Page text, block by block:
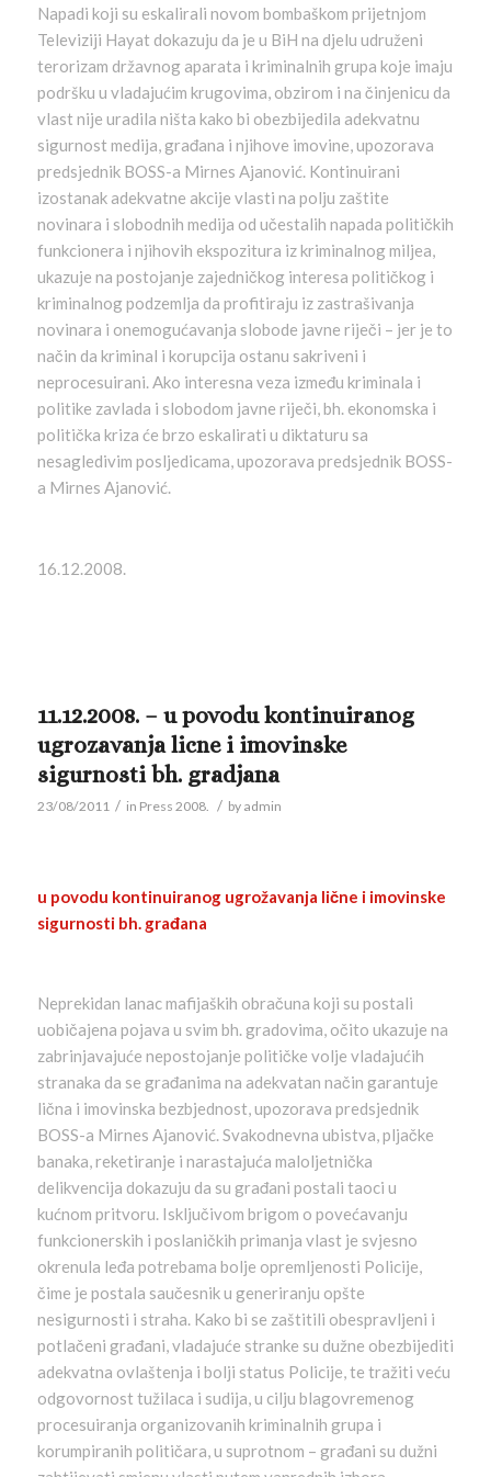
Napadi koji su eskalirali novom bombaškom prijetnjom
Televiziji Hayat dokazuju da je u BiH na djelu udruženi
terorizam državnog aparata i kriminalnih grupa koje imaju
podršku u vladajućim krugovima, obzirom i na činjenicu da
vlast nije uradila ništa kako bi obezbijedila adekvatnu
sigurnost medija, građana i njihove imovine, upozorava
predsjednik BOSS-a Mirnes Ajanović. Kontinuirani
izostanak adekvatne akcije vlasti na polju zaštite
novinara i slobodnih medija od učestalih napada političkih
funkcionera i njihovih ekspozitura iz kriminalnog miljea,
ukazuje na postojanje zajedničkog interesa političkog i
kriminalnog podzemlja da profitiraju iz zastrašivanja
novinara i onemogućavanja slobode javne riječi – jer je to
način da kriminal i korupcija ostanu sakriveni i
neprocesuirani. Ako interesna veza između kriminala i
politike zavlada i slobodom javne riječi, bh. ekonomska i
politička kriza će brzo eskalirati u diktaturu sa
nesagledivim posljedicama, upozorava predsjednik BOSS-
a Mirnes Ajanović.
16.12.2008.
11.12.2008. – u povodu kontinuiranog
ugrozavanja licne i imovinske
sigurnosti bh. gradjana
23/08/2011 / in Press 2008. / by admin
u povodu kontinuiranog ugrožavanja lične i imovinske
sigurnosti bh. građana
Neprekidan lanac mafijaških obračuna koji su postali
uobičajena pojava u svim bh. gradovima, očito ukazuje na
zabrinjavajuće nepostojanje političke volje vladajućih
stranaka da se građanima na adekvatan način garantuje
lična i imovinska bezbjednost, upozorava predsjednik
BOSS-a Mirnes Ajanović. Svakodnevna ubistva, pljačke
banaka, reketiranje i narastajuća maloljetnička
delikvencija dokazuju da su građani postali taoci u
kućnom pritvoru. Isključivom brigom o povećavanju
funkcionerskih i poslaničkih primanja vlast je svjesno
okrenula leđa potrebama bolje opremljenosti Policije,
čime je postala saučesnik u generiranju opšte
nesigurnosti i straha. Kako bi se zaštitili obespravljeni i
potlačeni građani, vladajuće stranke su dužne obezbijediti
adekvatna ovlaštenja i bolji status Policije, te tražiti veću
odgovornost tužilaca i sudija, u cilju blagovremenog
procesuiranja organizovanih kriminalnih grupa i
korumpiranih političara, u suprotnom – građani su dužni